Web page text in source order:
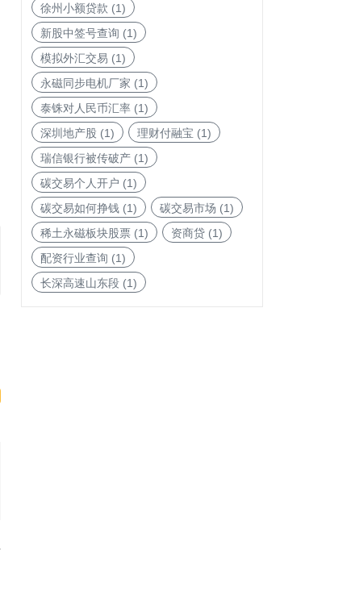
徐州小额贷款 (1)
新股中签号查询 (1)
模拟外汇交易 (1)
永磁同步电机厂家 (1)
泰铢对人民币汇率(1)
深圳地产股 (1) 理财付融宝 (1)
瑞信银行被传破产(1)
碳交易个人开户 (1)
碳交易如何挣钱(1) 碳交易市场 (1)
稀土永磁板块股票(1) 资商贷(1)
配资行业查询 (1)
长深高速山东段(1)